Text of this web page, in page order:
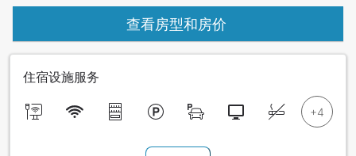
查看房型和房价
住宿设施服务